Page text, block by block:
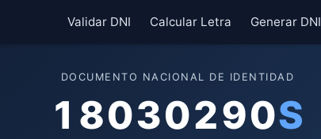
Validar DNI Calcular Letra Generar DNI
DOCUMENTO NACIONAL DE IDENTIDAD
18030290S